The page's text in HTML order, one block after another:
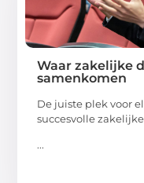
Waar zakelijke
samenkomen
De juiste plek voor
succesvolle
...